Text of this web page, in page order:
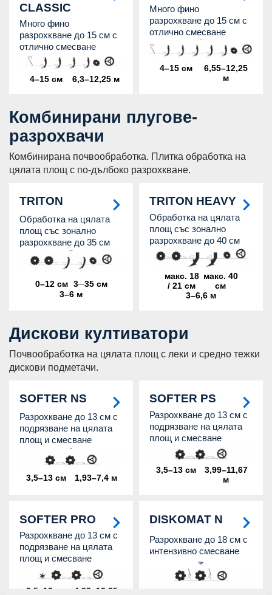
CLASSIC
Много фино
разрохкване до 15 см с
отлично смесване
4–15 см 6,3–12,25 м
Много фино
разрохкване до 15 см с
отлично смесване
4–15 см
6,55–12,25
м
Комбинирани плугове-
разрохвачи
Комбинирана почвообработка. Плитка обработка на
цялата площ с по-дълбоко разрохкване.
TRITON
Обработка на цялата
площ със зонално
разрохкване до 35 см
0–12 см 3─35 см
3–6 м
TRITON HEAVY
Обработка на цялата
площ със зонално
разрохкване до 40 см
макс. 18
/ 21 см
макс. 40
см
3–6,6 м
Дискови култиватори
Почвообработка на цялата площ с леки и средно тежки
дискови подметачи.
SOFTER NS
Разрохкване до 13 см с
подрязване на цялата
площ и смесване
3,5–13 см 1,93–7,4 м
SOFTER PS
Разрохкване до 13 см с
подрязване на цялата
площ и смесване
3,5–13 см
3,99–11,67
м
SOFTER PRO
Разрохкване до 13 см с
подрязване на цялата
площ и смесване
3,5–13 см 4,93–12,35
DISKOMAT N
Разрохкване до 18 см с
интензивно смесване